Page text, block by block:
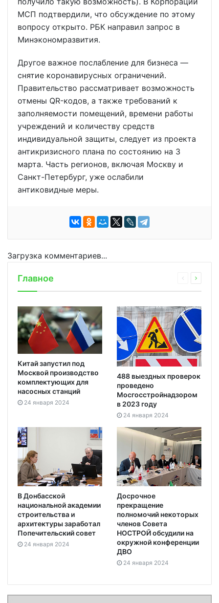
МСП подтвердили, что обсуждение по этому
вопросу открыто. РБК направил запрос в
Минэкономразвития.
Другое важное послабление для бизнеса —
снятие коронавирусных ограничений.
Правительство рассматривает возможность
отмены QR-кодов, а также требований к
заполняемости помещений, времени работы
учреждений и количеству средств
индивидуальной защиты, следует из проекта
антикризисного плана по состоянию на 3
марта. Часть регионов, включая Москву и
Санкт-Петербург, уже ослабили
антиковидные меры.
Загрузка комментариев...
Главное
Китай запустил под
Москвой производство
комплектующих для
насосных станций
24 января 2024
488 выездных проверок
проведено
Мосгосстройнадзором
в 2023 году
24 января 2024
В Донбасской
национальной академии
строительства и
архитектуры заработал
Попечительский совет
24 января 2024
Досрочное
прекращение
полномочий некоторых
членов Совета
НОСТРОЙ обсудили на
окружной конференции
ДВО
24 января 2024